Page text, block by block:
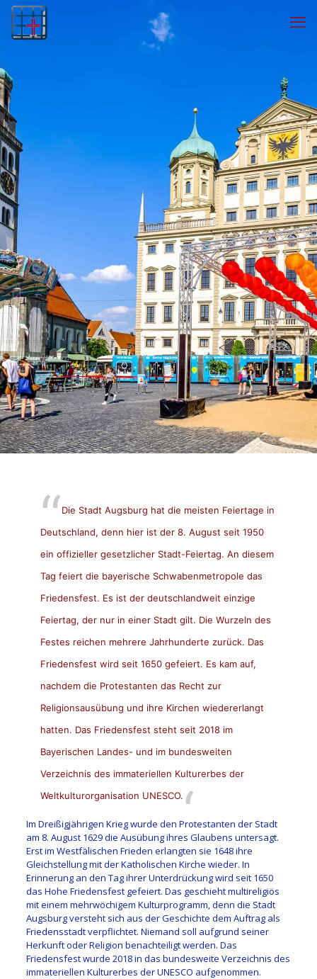
Die Stadt Augsburg hat die meisten Feiertage in
Deutschland, denn hier ist der 8. August seit 1950
ein offizieller gesetzlicher Stadt-Feiertag. An diesem
Tag feiert die bayerische Schwabenmetropole das
Friedensfest. Es ist der deutschlandweit einzige
Feiertag, der nur in einer Stadt gilt. Die Wurzeln des
Festes reichen mehrere Jahrhunderte zurück. Das
Friedensfest wird seit 1650 gefeiert. Es kam auf,
nachdem die Protestanten das Recht zur
Religionsausübung und ihre Kirchen wiedererlangt
hatten. Das Friedensfest steht seit 2018 im
Bayerischen Landes- und im bundesweiten
Verzeichnis des immateriellen Kulturerbes der
Weltkulturorganisation UNESCO.
Im Dreißigjährigen Krieg wurde den Protestanten der Stadt
am 8. August 1629 die Ausübung ihres Glaubens untersagt.
Erst im Westfälischen Frieden erlangten sie 1648 ihre
Gleichstellung mit der Katholischen Kirche wieder. In
Erinnerung an den Tag ihrer Unterdrückung wird seit 1650
das Hohe Friedensfest gefeiert. Das geschieht multireligiös
mit einem mehrwöchigem Kulturprogramm, denn die Stadt
Augsburg versteht sich aus der Geschichte dem Auftrag als
Friedensstadt verpflichtet. Niemand soll aufgrund seiner
Herkunft oder Religion benachteiligt werden. Das
Friedensfest wurde 2018 in das bundesweite Verzeichnis des
immateriellen Kulturerbes der UNESCO aufgenommen.